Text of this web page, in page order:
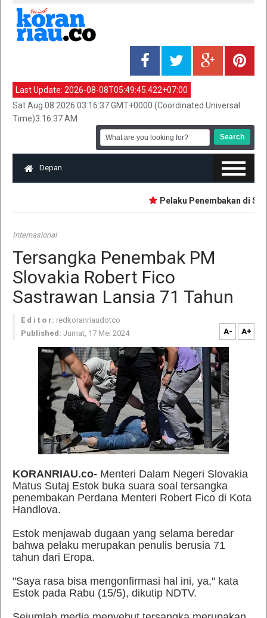
Last Update: 2026-08-08T05:49:45.422+07:00
Sat Aug 08 2026 03:16:37 GMT+0000 (Coordinated Universal
Time)3:16:37 AM
Depan
Pelaku Penembakan di
Internasional
Tersangka Penembak PM
Slovakia Robert Fico
Sastrawan Lansia 71 Tahun
E d i t o r: redkoranriaudotco
Published: Jumat, 17 Mei 2024 A- A+
KORANRIAU.co- Menteri Dalam Negeri Slovakia
Matus Sutaj Estok buka suara soal tersangka
penembakan Perdana Menteri Robert Fico di Kota
Handlova.
Estok menjawab dugaan yang selama beredar
bahwa pelaku merupakan penulis berusia 71
tahun dari Eropa.
"Saya rasa bisa mengonfirmasi hal ini, ya," kata
Estok pada Rabu (15/5), dikutip NDTV.